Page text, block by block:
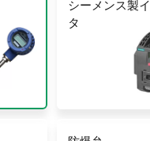
シーメンス製
タ